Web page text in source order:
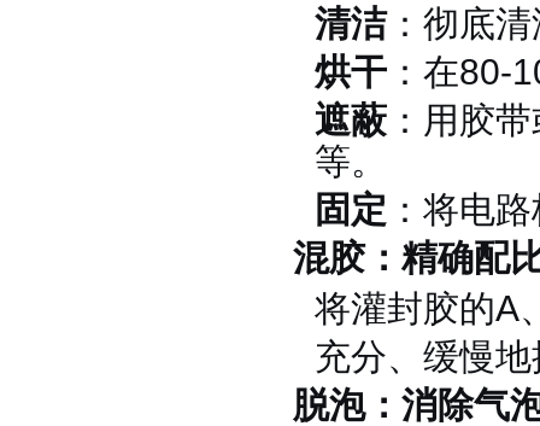
清洁：彻底
烘干 ：在80-
遮蔽 ：用胶
等。
固定 ：将电
混胶：精确配
将灌封胶的A
充分、缓慢
脱泡：消除气